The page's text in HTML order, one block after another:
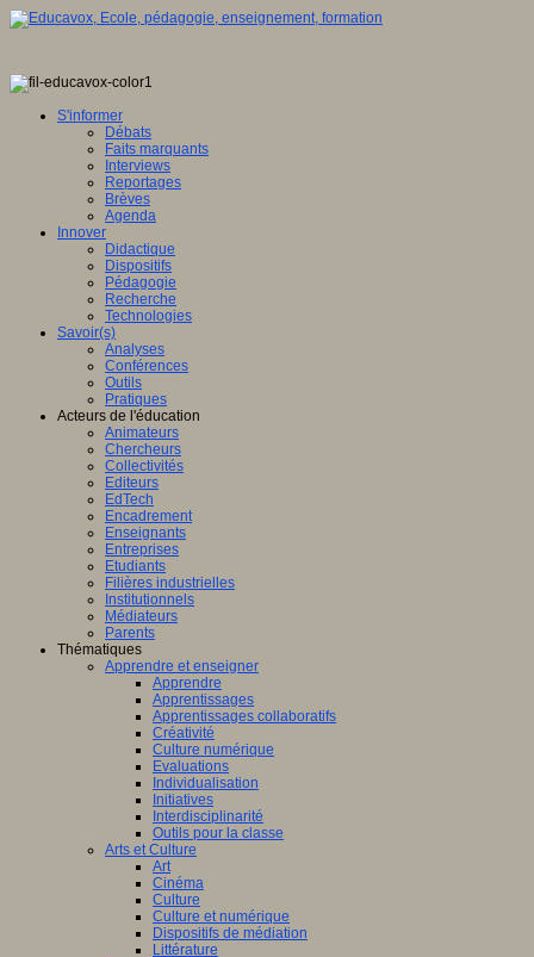
S'informer
Débats
Faits marquants
Interviews
Reportages
Brèves
Agenda
Innover
Didactique
Dispositifs
Pédagogie
Recherche
Technologies
Savoir(s)
Analyses
Conférences
Outils
Pratiques
Acteurs de l'éducation
Animateurs
Chercheurs
Collectivités
Editeurs
EdTech
Encadrement
Enseignants
Entreprises
Etudiants
Filières industrielles
Institutionnels
Médiateurs
Parents
Thématiques
Apprendre et enseigner
Apprendre
Apprentissages
Apprentissages collaboratifs
Créativité
Culture numérique
Evaluations
Individualisation
Initiatives
Interdisciplinarité
Outils pour la classe
Arts et Culture
Art
Cinéma
Culture
Culture et numérique
Dispositifs de médiation
Littérature